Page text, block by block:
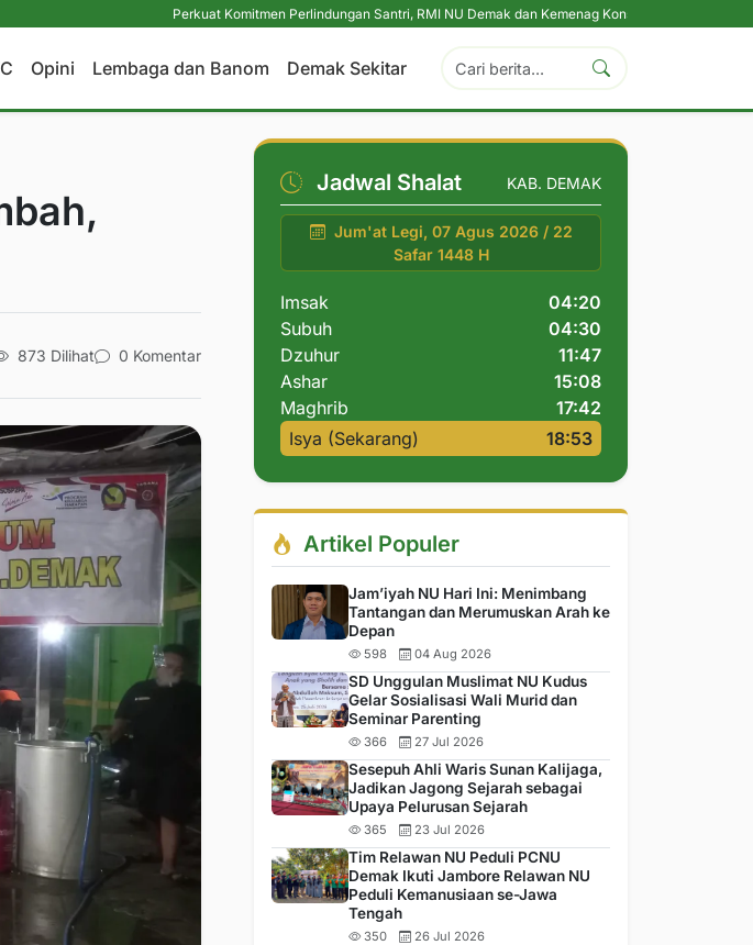
Perkuat Komitmen Perlindungan Santri, RMI NU Demak dan Kemenag Konsolidasikan Pengasuh Pesantren
Opini Lembaga dan Banom Demak Sekitar
873 Dilihat 0 Komentar
Jadwal Shalat KAB. DEMAK
Jum'at Legi, 07 Agus 2026 / 22
Safar 1448 H
Imsak
04:20
Subuh
04:30
Dzuhur
11:47
Ashar
15:08
Maghrib
17:42
Isya (Sekarang)
18:53
Artikel Populer
Jam’iyah NU Hari Ini: Menimbang
Tantangan dan Merumuskan Arah ke
Depan
598 04 Aug 2026
SD Unggulan Muslimat NU Kudus
Gelar Sosialisasi Wali Murid dan
Seminar Parenting
366 27 Jul 2026
Sesepuh Ahli Waris Sunan Kalijaga,
Jadikan Jagong Sejarah sebagai
Upaya Pelurusan Sejarah
365 23 Jul 2026
Tim Relawan NU Peduli PCNU
Demak Ikuti Jambore Relawan NU
Peduli Kemanusiaan se-Jawa
Tengah
350 26 Jul 2026